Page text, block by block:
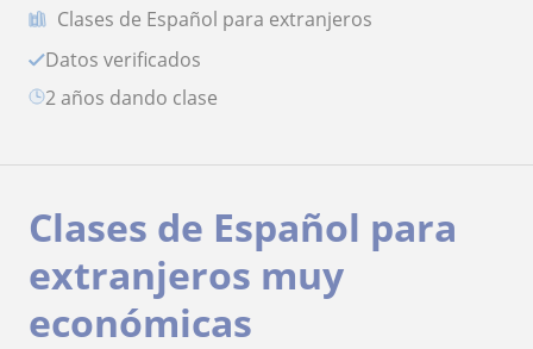
Clases de Español para extranjeros
Datos verificados
2 años dando clase
Clases de Español para
extranjeros muy
económicas